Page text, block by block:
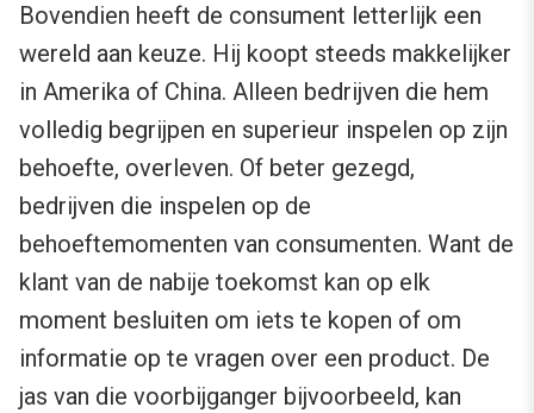
Bovendien heeft de consument letterlijk een
wereld aan keuze. Hij koopt steeds makkelijker
in Amerika of China. Alleen bedrijven die hem
volledig begrijpen en superieur inspelen op zijn
behoefte, overleven. Of beter gezegd,
bedrijven die inspelen op de
behoeftemomenten van consumenten. Want de
klant van de nabije toekomst kan op elk
moment besluiten om iets te kopen of om
informatie op te vragen over een product. De
jas van die voorbijganger bijvoorbeeld, kan